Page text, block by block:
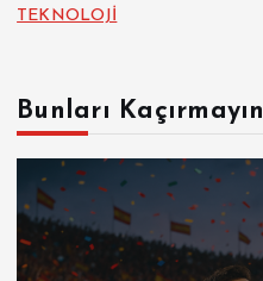
TEKNOLOJİ
Bunları Kaçırmayın